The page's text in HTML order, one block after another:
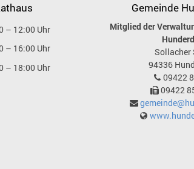
– 12:00 Uhr
– 16:00 Uhr
– 18:00 Uhr
Gemeinde
Mitglied der
Sollacher
94336
09422
09422